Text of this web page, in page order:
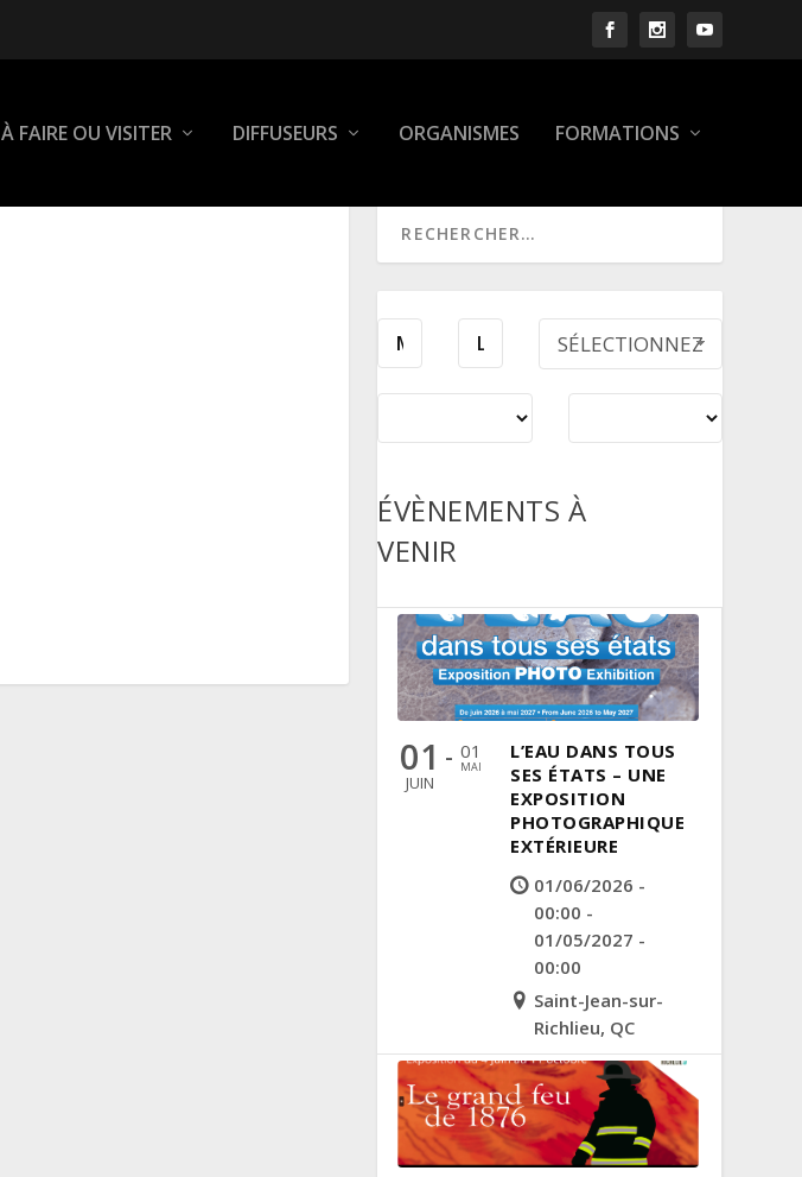
À FAIRE OU VISITER DIFFUSEURS ORGANISMES FORMATIONS
SÉLECTIONNEZ
UNE PÉRIODE
ÉVÈNEMENTS À
VENIR
01
JUIN
- 01
MAI
L’EAU DANS TOUS
SES ÉTATS – UNE
EXPOSITION
PHOTOGRAPHIQUE
EXTÉRIEURE
01/06/2026 -
00:00 -
01/05/2027 -
00:00
Saint-Jean-sur-
Richlieu, QC